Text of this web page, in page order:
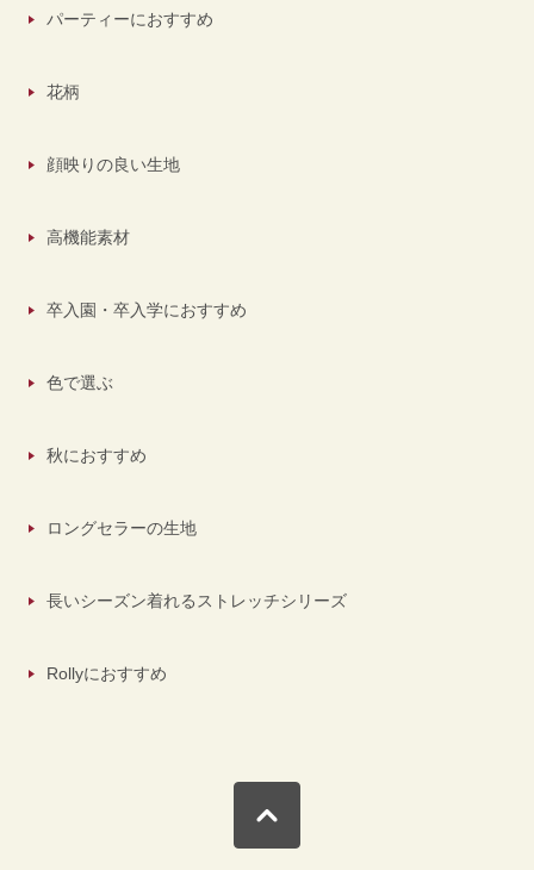
パーティーにおすすめ
花柄
顔映りの良い生地
高機能素材
卒入園・卒入学におすすめ
色で選ぶ
秋におすすめ
ロングセラーの生地
長いシーズン着れるストレッチシリーズ
Rollyにおすすめ